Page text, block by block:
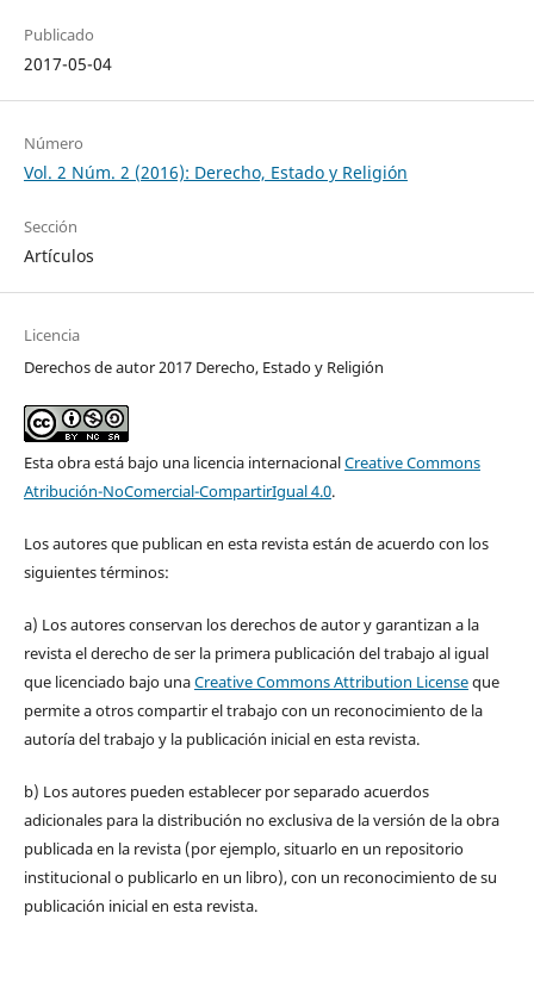
Publicado
2017-05-04
Número
Vol. 2 Núm. 2 (2016): Derecho, Estado y Religión
Sección
Artículos
Licencia
Derechos de autor 2017 Derecho, Estado y Religión
Esta obra está bajo una licencia internacionalCreative Commons
Atribución-NoComercial-CompartirIgual 4.0.
Los autores que publican en esta revista están de acuerdo con los
siguientes términos:
a) Los autores conservan los derechos de autor y garantizan a la
revista el derecho de ser la primera publicación del trabajo al igual
que licenciado bajo unaCreative Commons Attribution Licenseque
permite a otros compartir el trabajo con un reconocimiento de la
autoría del trabajo y la publicación inicial en esta revista.
b) Los autores pueden establecer por separado acuerdos
adicionales para la distribución no exclusiva de la versión de la obra
publicada en la revista (por ejemplo, situarlo en un repositorio
institucional o publicarlo en un libro), con un reconocimiento de su
publicación inicial en esta revista.